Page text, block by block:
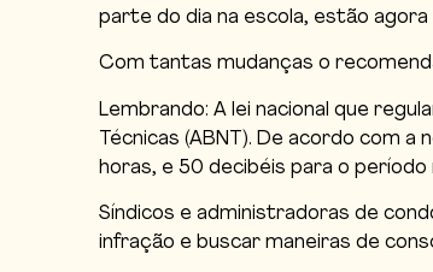
parte do dia na escola, estão
Com tantas mudanças o
Lembrando: A lei nacional que
Técnicas (ABNT). De acordo com
horas, e 50 decibéis para o
Síndicos e administradoras de
infração e buscar maneiras de